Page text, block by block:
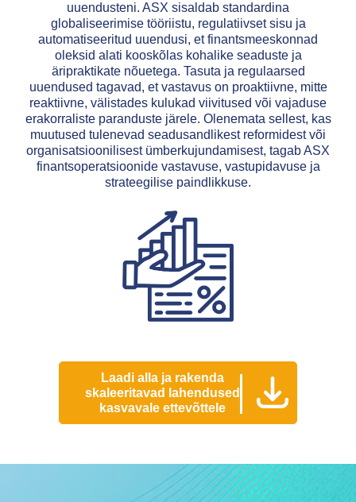
uuendusteni. ASX sisaldab standardina
globaliseerimise tööriistu, regulatiivset sisu ja
automatiseeritud uuendusi, et finantsmeeskonnad
oleksid alati kooskõlas kohalike seaduste ja
äripraktikate nõuetega. Tasuta ja regulaarsed
uuendused tagavad, et vastavus on proaktiivne, mitte
reaktiivne, välistades kulukad viivitused või vajaduse
erakorraliste paranduste järele. Olenemata sellest, kas
muutused tulenevad seadusandlikest reformidest või
organisatsioonilisest ümberkujundamisest, tagab ASX
finantsoperatsioonide vastavuse, vastupidavuse ja
strateegilise paindlikkuse.
Laadi alla ja rakenda
skaleeritavad lahendused
kasvavale ettevõttele